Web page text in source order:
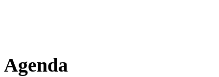
Agenda